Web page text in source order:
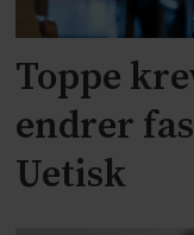
Toppe
endrer
Uetisk